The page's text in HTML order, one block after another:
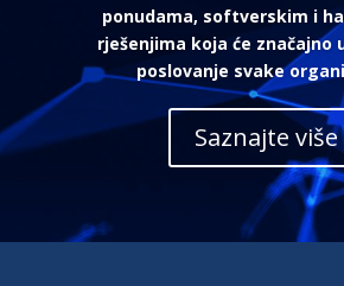
ponudama, softverskim i
rješenjima koja će značajno
poslovanje svake
Saznajte više